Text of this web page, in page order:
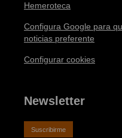
Hemeroteca
Configura Google para
noticias preferente
Configurar cookies
Newsletter
Suscribirme